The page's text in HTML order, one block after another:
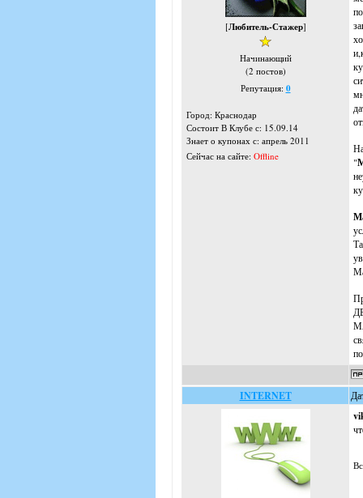
[Любитель-Стажер]
Начинающий
(2 постов)
Репутация: 0
Город: Краснодар
Состоит В Клубе с: 15.09.14
Знает о купонах с: апрель 2011
Сейчас на сайте: Offline
"
INTERNET